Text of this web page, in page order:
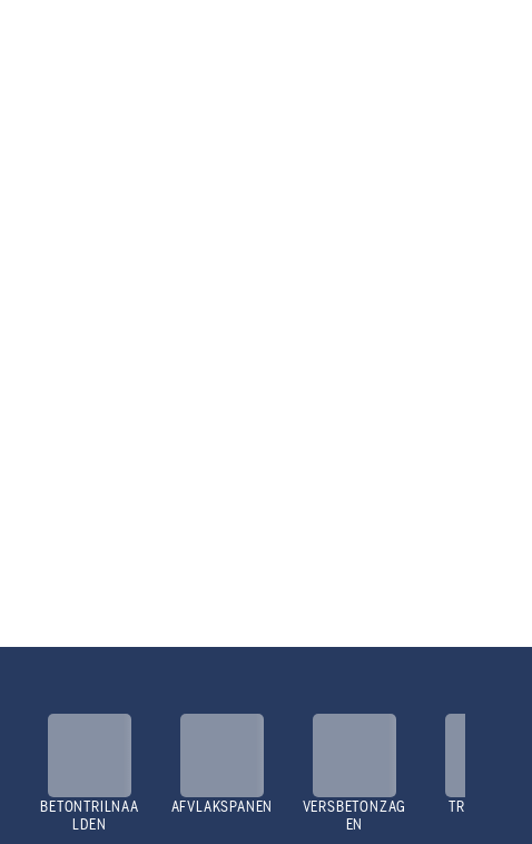
BETONTRILNAA
LDEN
AFVLAKSPANEN
VERSBETONZAG
EN
TRILPLATEN